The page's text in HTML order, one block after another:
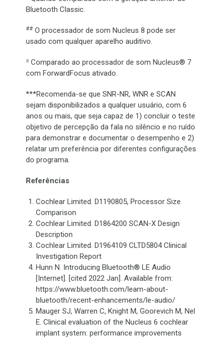
Bluetooth Classic.
## O processador de som Nucleus 8 pode ser
usado com qualquer aparelho auditivo.
≥ Comparado ao processador de som Nucleus® 7
com ForwardFocus ativado.
***Recomenda-se que SNR-NR, WNR e SCAN
sejam disponibilizados a qualquer usuário, com 6
anos ou mais, que seja capaz de 1) concluir o teste
objetivo de percepção da fala no silêncio e no ruído
para demonstrar e documentar o desempenho e 2)
relatar um preferência por diferentes configurações
do programa.
Referências
Cochlear Limited. D1190805, Processor Size
Comparison
Cochlear Limited. D1864200 SCAN-X Design
Description
Cochlear Limited. D1964109 CLTD5804 Clinical
Investigation Report
Hunn N. Introducing Bluetooth® LE Audio
[Internet]. [cited 2022 Jan]. Available from:
https://www.bluetooth.com/learn-about-
bluetooth/recent-enhancements/le-audio/
Mauger SJ, Warren C, Knight M, Goorevich M, Nel
E. Clinical evaluation of the Nucleus 6 cochlear
implant system: performance improvements